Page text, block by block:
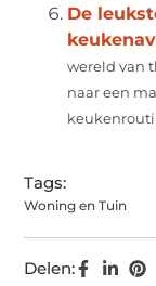
De
wereld van
naar een
Tags:
Woning en Tuin
Delen: